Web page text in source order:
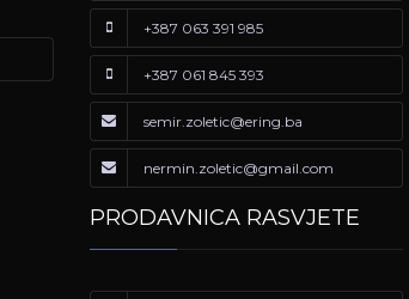
+387 063 391 985
+387 061 845 393
semir.zoletic@ering.ba
nermin.zoletic@gmail.com
PRODAVNICA RASVJETE